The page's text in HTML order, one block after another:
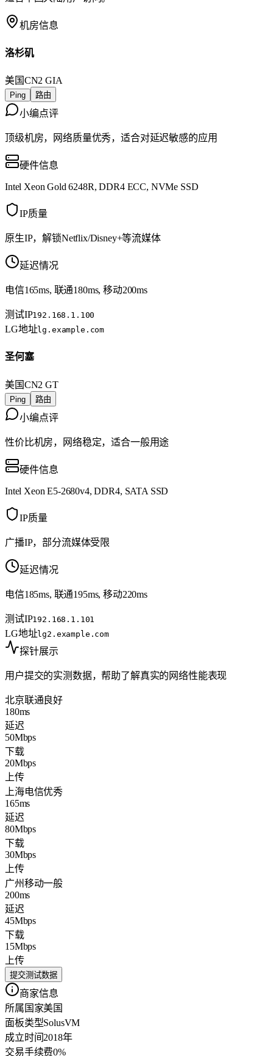
机房信息
洛杉矶
美国CN2 GIA
Ping 路由
小编点评
顶级机房，网络质量优秀，适合对延迟敏感的应用
硬件信息
Intel Xeon Gold 6248R, DDR4 ECC, NVMe SSD
IP质量
原生IP，解锁Netflix/Disney+等流媒体
延迟情况
电信165ms, 联通180ms, 移动200ms
测试IP192.168.1.100
LG地址lg.example.com
圣何塞
美国CN2 GT
Ping 路由
小编点评
性价比机房，网络稳定，适合一般用途
硬件信息
Intel Xeon E5-2680v4, DDR4, SATA SSD
IP质量
广播IP，部分流媒体受限
延迟情况
电信185ms, 联通195ms, 移动220ms
测试IP192.168.1.101
LG地址lg2.example.com
探针展示
用户提交的实测数据，帮助了解真实的网络性能表现
北京联通 良好
180ms
延迟
50Mbps
下载
20Mbps
上传
上海电信优秀
165ms
延迟
80Mbps
下载
30Mbps
上传
广州移动一般
200ms
延迟
45Mbps
下载
15Mbps
上传
提交测试数据
商家信息
所属国家美国
面板类型SolusVM
成立时间2018年
交易手续费0%